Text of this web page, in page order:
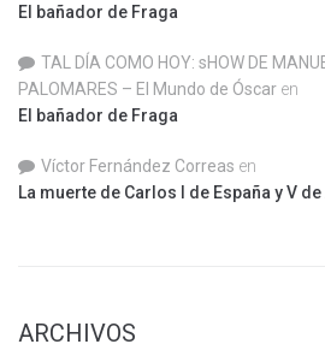
El bañador de Fraga
TAL DÍA COMO HOY: sHOW DE
PALOMARES – El Mundo de Óscar en
El bañador de Fraga
Víctor Fernández Correas en
La muerte de Carlos I de España y V
ARCHIVOS